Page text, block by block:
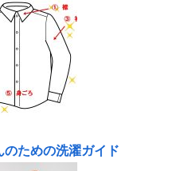
ための洗濯ガイド